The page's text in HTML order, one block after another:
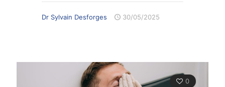
Dr Sylvain Desforges 30/05/2025
0